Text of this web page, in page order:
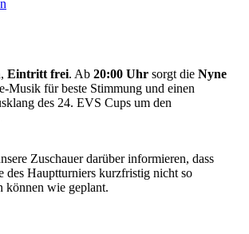
Eintritt frei. Ab 20:00 Uhr sorgt die Nyne
Musik für beste Stimmung und einen
des 24. EVS Cups um den
Zuschauer darüber informieren, dass
des Hauptturniers kurzfristig nicht so
können wie geplant.